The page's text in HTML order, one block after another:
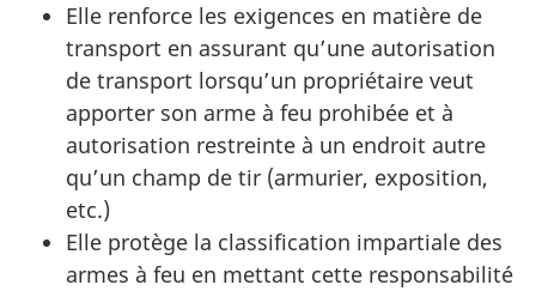
Elle renforce les exigences en matière de
transport en assurant qu’une autorisation
de transport lorsqu’un propriétaire veut
apporter son arme à feu prohibée et à
autorisation restreinte à un endroit autre
qu’un champ de tir (armurier, exposition,
etc.)
Elle protège la classification impartiale des
armes à feu en mettant cette responsabilité